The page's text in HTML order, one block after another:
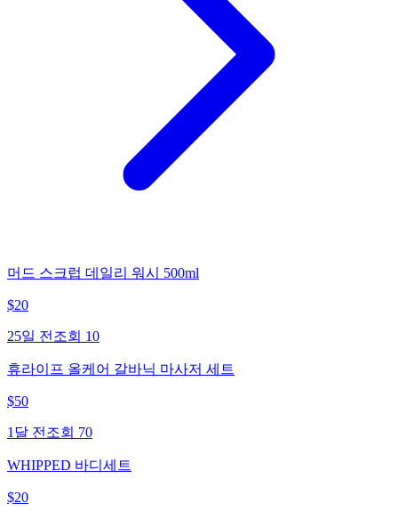
머드 스크럽 데일리 워시 500ml
$20
25일 전 조회 10
휴라이프 올케어 갈바닉 마사저 세트
$50
1달 전 조회 70
WHIPPED 바디세트
$20